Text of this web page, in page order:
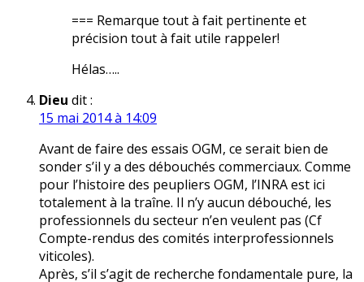
=== Remarque tout à fait pertinente et
précision tout à fait utile rappeler!
Hélas…..
Dieu dit :
15 mai 2014 à 14:09
Avant de faire des essais OGM, ce serait bien de
sonder s’il y a des débouchés commerciaux. Comme
pour l’histoire des peupliers OGM, l’INRA est ici
totalement à la traîne. Il n’y aucun débouché, les
professionnels du secteur n’en veulent pas (Cf
Compte-rendus des comités interprofessionnels
viticoles).
Après, s’il s’agit de recherche fondamentale pure, la